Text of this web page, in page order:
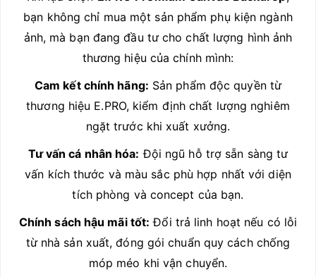
bạn không chỉ mua một sản phẩm phụ kiện ngành
ảnh, mà bạn đang đầu tư cho chất lượng hình ảnh
thương hiệu của chính mình:
Cam kết chính hãng: Sản phẩm độc quyền từ
thương hiệu E.PRO, kiểm định chất lượng nghiêm
ngặt trước khi xuất xưởng.
Tư vấn cá nhân hóa: Đội ngũ hỗ trợ sẵn sàng tư
vấn kích thước và màu sắc phù hợp nhất với diện
tích phòng và concept của bạn.
Chính sách hậu mãi tốt: Đổi trả linh hoạt nếu có lỗi
từ nhà sản xuất, đóng gói chuẩn quy cách chống
móp méo khi vận chuyển.